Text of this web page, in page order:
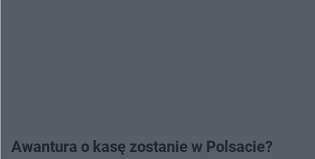
Awantura o kasę zostanie w Polsacie?